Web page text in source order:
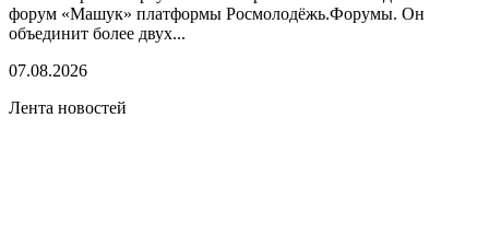
форум «Машук» платформы Росмолодёжь.Форумы. Он
объединит более двух...
07.08.2026
Лента новостей